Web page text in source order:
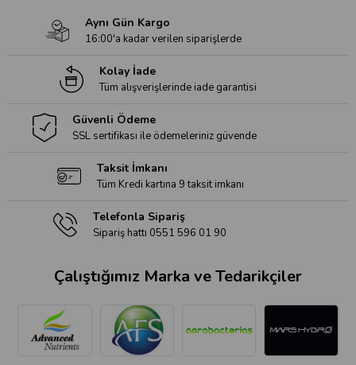
Aynı Gün Kargo
16:00'a kadar verilen siparişlerde
Kolay İade
Tüm alışverişlerinde iade garantisi
Güvenli Ödeme
SSL sertifikası ile ödemeleriniz güvende
Taksit İmkanı
Tüm Kredi kartına 9 taksit imkanı
Telefonla Sipariş
Sipariş hattı 0551 596 01 90
Çalıştığımız Marka ve Tedarikçiler